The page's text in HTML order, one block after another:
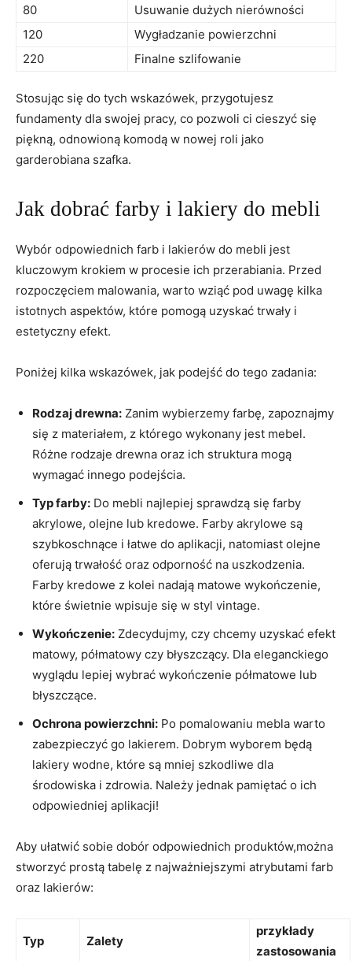
80
Usuwanie dużych nierówności
120
Wygładzanie powierzchni
220
Finalne szlifowanie
Stosując się do tych wskazówek, przygotujesz
fundamenty dla swojej pracy, co pozwoli ci cieszyć się
piękną, odnowioną komodą w nowej roli jako
garderobiana szafka.
Jak dobrać farby i lakiery do mebli
Wybór odpowiednich farb i lakierów do mebli jest
kluczowym krokiem w procesie ich przerabiania. Przed
rozpoczęciem malowania, warto wziąć pod uwagę kilka
istotnych aspektów, które pomogą uzyskać trwały i
estetyczny efekt.
Poniżej kilka wskazówek, jak podejść do tego zadania:
Rodzaj drewna: Zanim wybierzemy farbę, zapoznajmy
się z materiałem, z którego wykonany jest mebel.
Różne rodzaje drewna oraz ich struktura mogą
wymagać innego podejścia.
Typ farby: Do mebli najlepiej sprawdzą się farby
akrylowe, olejne lub kredowe. Farby akrylowe są
szybkoschnące i łatwe do aplikacji, natomiast olejne
oferują trwałość oraz odporność na uszkodzenia.
Farby kredowe z kolei nadają matowe wykończenie,
które świetnie wpisuje się w styl vintage.
Wykończenie: Zdecydujmy, czy chcemy uzyskać efekt
matowy, półmatowy czy błyszczący. Dla eleganckiego
wyglądu lepiej wybrać wykończenie półmatowe lub
błyszczące.
Ochrona powierzchni: Po pomalowaniu mebla warto
zabezpieczyć go lakierem. Dobrym wyborem będą
lakiery wodne, które są mniej szkodliwe dla
środowiska i zdrowia. Należy jednak pamiętać o ich
odpowiedniej aplikacji!
Aby ułatwić sobie dobór odpowiednich produktów,można
stworzyć prostą tabelę z najważniejszymi atrybutami farb
oraz lakierów:
Typ Zalety
przykłady
zastosowania